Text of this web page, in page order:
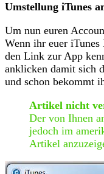
Umstellung iTunes
Um nun euren
Wenn ihr euer
den Link zur App
anklicken damit sich
und schon bekommt
Artikel nicht
Der von Ihnen
jedoch im
Artikel